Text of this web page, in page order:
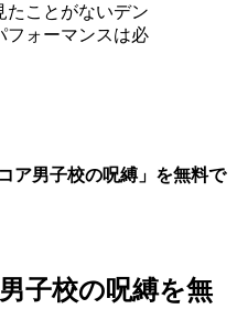
たことがないデン
フォーマンスは必
ア男子校の呪縛」を無料で
子校の呪縛を無